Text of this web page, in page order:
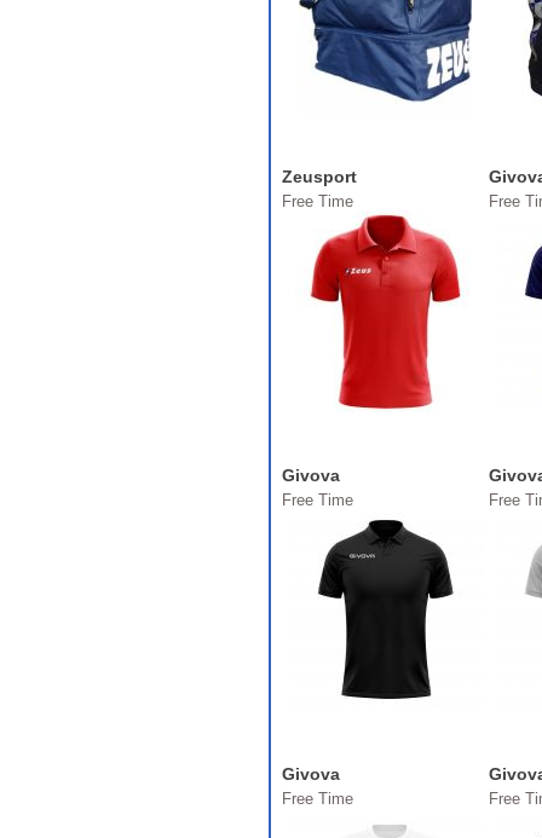
Zeusport
Free Time Free
Givova
Free Time Free
Givova
Free Time Free